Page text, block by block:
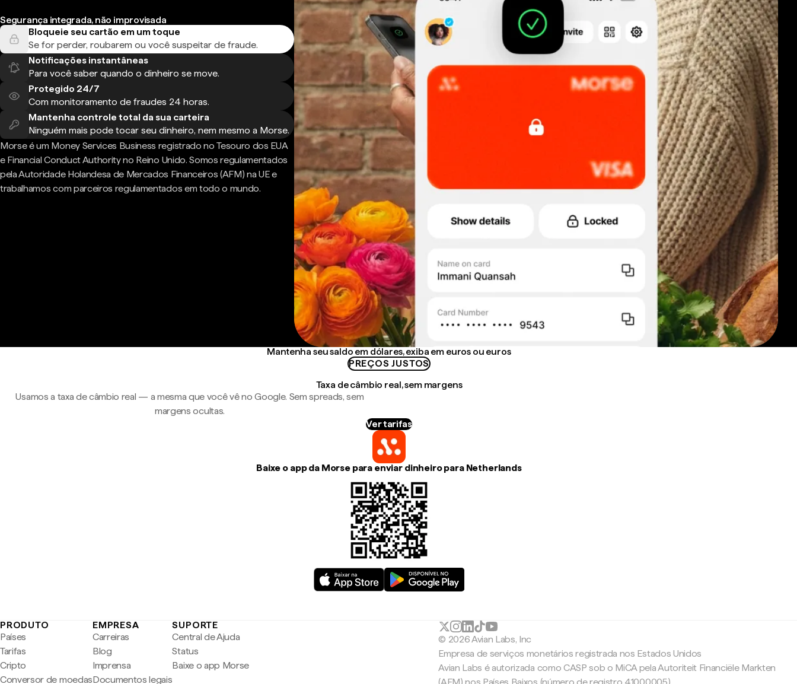
Segurança integrada, não improvisada
Bloqueie seu cartão em um toque
Se for perder, roubarem ou você suspeitar de fraude.
Notificações instantâneas
Para você saber quando o dinheiro se move.
Protegido 24/7
Com monitoramento de fraudes 24 horas.
Mantenha controle total da sua carteira
Ninguém mais pode tocar seu dinheiro, nem mesmo a Morse.
Morse é um Money Services Business registrado no Tesouro dos EUA
e Financial Conduct Authority no Reino Unido. Somos regulamentados
pela Autoridade Holandesa de Mercados Financeiros (AFM) na UE e
trabalhamos com parceiros regulamentados em todo o mundo.
Mantenha seu saldo em dólares, exiba em euros ou euros
PREÇOS JUSTOS
Taxa de câmbio real, sem margens
Usamos a taxa de câmbio real — a mesma que você vê no Google. Sem spreads, sem
margens ocultas.
Ver tarifas
Baixe o app da Morse para enviar dinheiro para Netherlands
PRODUTO
Países
Tarifas
Cripto
Conversor de moedas
EMPRESA
Carreiras
Blog
Imprensa
Documentos legais
SUPORTE
Central de Ajuda
Status
Baixe o app Morse
© 2026 Avian Labs, Inc
Empresa de serviços monetários registrada nos Estados Unidos
Avian Labs é autorizada como CASP sob o MiCA pela Autoriteit Financiële Markten